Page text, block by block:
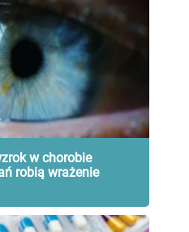
w chorobie
robią wrażenie